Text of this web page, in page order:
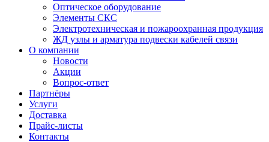
Оптическое оборудование
Элементы СКС
Электротехническая и пожароохранная продукция
ЖД узлы и арматура подвески кабелей связи
О компании
Новости
Акции
Вопрос-ответ
Партнёры
Услуги
Доставка
Прайс-листы
Контакты